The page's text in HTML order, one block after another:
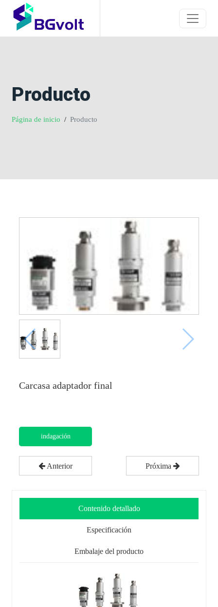
Producto
Página de inicio Producto
Carcasa adaptador final
indagación
Anterior Próxima
Contenido detallado
Especificación
Embalaje del producto